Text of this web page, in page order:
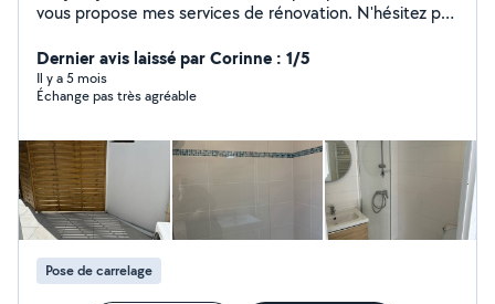
vous propose mes services de rénovation. N'hésitez pas
également de mon travail.
Dernier avis laissé par Corinne : 1/5
Il y a 5 mois
Échange pas très agréable
Pose de carrelage